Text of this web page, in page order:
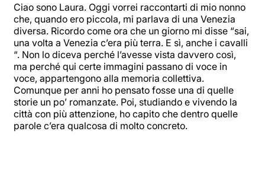
Ciao sono Laura. Oggi vorrei raccontarti di mio nonno
che, quando ero piccola, mi parlava di una Venezia
diversa. Ricordo come ora che un giorno mi disse “sai,
una volta a Venezia c’era più terra. E sì, anche i cavalli
“. Non lo diceva perché l’avesse vista davvero così,
ma perché qui certe immagini passano di voce in
voce, appartengono alla memoria collettiva.
Comunque per anni ho pensato fosse una di quelle
storie un po’ romanzate. Poi, studiando e vivendo la
città con più attenzione, ho capito che dentro quelle
parole c’era qualcosa di molto concreto.